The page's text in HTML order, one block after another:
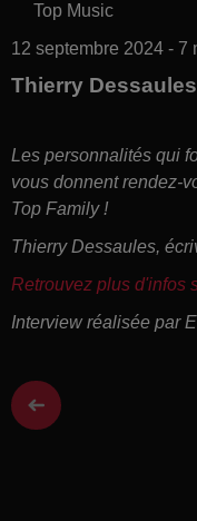
Top Music
12 septembre 2024 - 7
Thierry
Les personnalités qui
vous donnent rendez-
Top Family !
Thierry Dessaules,
Retrouvez plus d'infos
Interview réalisée par